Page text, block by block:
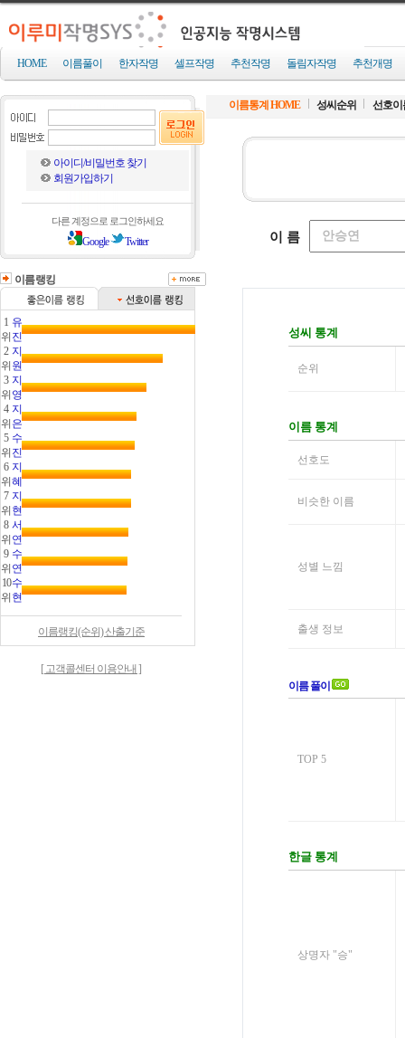
HOME 이름풀이 한자작명 셀프작명 추천작명 돌림자작명 추천개명
아이디/비밀번호 찾기
회원가입하기
다른 계정으로 로그인하세요
Google Twitter
이름랭킹
1
위
유
진
2
위
지
원
3
위
지
영
4
위
지
은
5
위
수
진
6
위
지
혜
7
위
지
현
8
위
서
연
9
위
수
연
10
위
수
현
이름랭킹(순위) 산출기준
[ 고객콜센터 이용안내 ]
이름통계 HOME 성씨순위 선호